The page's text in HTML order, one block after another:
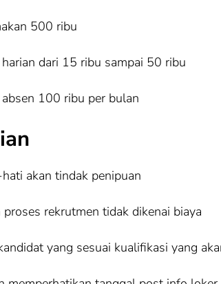
500 ribu
dari 15 ribu sampai 50 ribu
100 ribu per bulan
akan tindak penipuan
proses rekrutmen tidak dikenai biaya
yang sesuai kualifikasi yang